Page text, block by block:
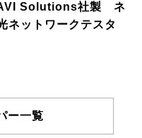
Solutions社製 ネ
ネットワークテスタ
ー一覧